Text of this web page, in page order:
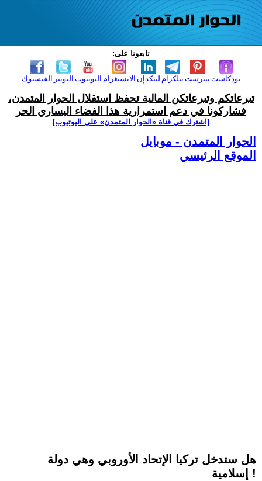
تابعونا على:
الفيسبوك التويتر اليوتيوب الانستغرام لينكدإن تيلكرامبنترست بودكاست
تبرعاتكم وتبرعاتكن المالية تحفظ استقلال الحوار المتمدن،
فشاركونا في دعم استمرارية هذا الفضاء اليساري الحر
[اشترك في قناة ‫«الحوار المتمدن» على اليوتيوب]
الحوار المتمدن - موبايل
الموقع الرئيسي
هل ستدخل تركيا الإتحاد الأوروبي وهي دولة
إسلامية !